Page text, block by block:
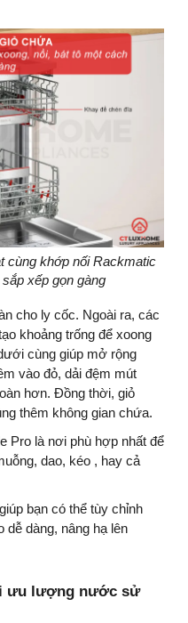
cùng khớp nối Rackmatic
xếp gọn gàng
cho ly cốc. Ngoài ra, các
khoảng trống để xoong
cùng giúp mở rộng
vào đỏ, dải đệm mút
hơn. Đồng thời, giỏ
thêm không gian chứa.
Pro là nơi phù hợp nhất để
dao, kéo , hay cả
bạn có thể tùy chỉnh
dễ dàng, nâng hạ lên
ưu lượng nước sử